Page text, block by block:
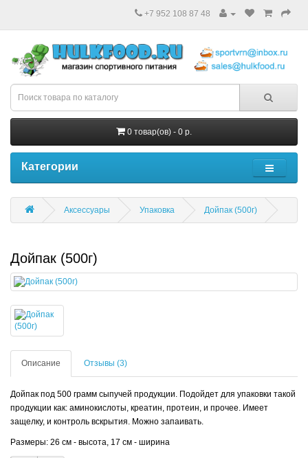
+7 952 108 87 48
0 товар(ов) - 0 р.
Категории
Аксессуары Упаковка Дойпак (500г)
Дойпак (500г)
Описание Отзывы (3)
Дойпак под 500 грамм сыпучей продукции. Подойдет для упаковки такой
продукции как: аминокислоты, креатин, протеин, и прочее. Имеет
защелку, и контроль вскрытия. Можно запаивать.
Размеры: 26 см - высота, 17 см - ширина